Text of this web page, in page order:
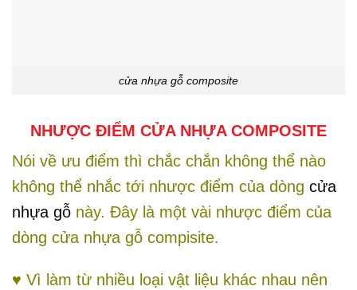
cửa nhựa gỗ composite
NHƯỢC ĐIỂM CỬA NHỰA COMPOSITE
Nói về ưu điểm thì chắc chắn không thể nào
không thể nhắc tới nhược điểm của dòng cửa
nhựa gỗ này. Đây là một vài nhược điểm của
dòng cửa nhựa gỗ compisite.
♥ Vì làm từ nhiều loại vật liệu khác nhau nên